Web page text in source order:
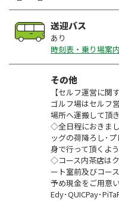
送迎バス
あり
時刻表・乗り場案内
その他
【セルフ運営に関
ゴルフ場はセルフ
場所へ運搬して頂
◇全日程におきま
ッグの荷降ろし･
身で行って頂くよ
◇コース内茶店は
ート室前及びコー
予め現金をご用意
Edy･QUICPay･